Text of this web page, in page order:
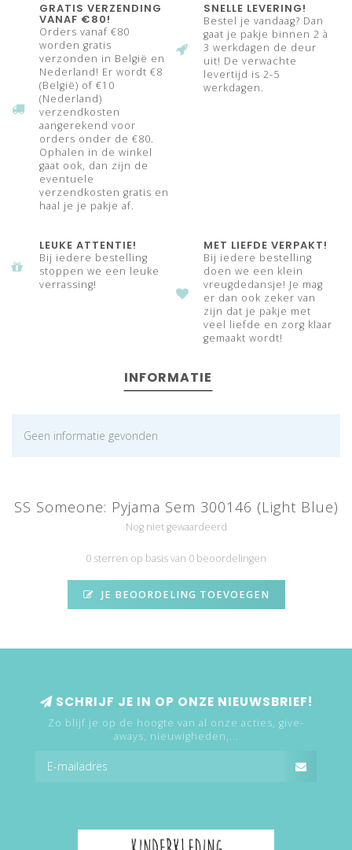
GRATIS VERZENDING
VANAF €80!
Orders vanaf €80
worden gratis
verzonden in België en
Nederland! Er wordt €8
(België) of €10
(Nederland)
verzendkosten
aangerekend voor
orders onder de €80.
Ophalen in de winkel
gaat ook, dan zijn de
eventuele
verzendkosten gratis en
haal je je pakje af.
SNELLE LEVERING!
Bestel je vandaag? Dan
gaat je pakje binnen 2 à
3 werkdagen de deur
uit! De verwachte
levertijd is 2-5
werkdagen.
LEUKE ATTENTIE!
Bij iedere bestelling
stoppen we een leuke
verrassing!
MET LIEFDE VERPAKT!
Bij iedere bestelling
doen we een klein
vreugdedansje! Je mag
er dan ook zeker van
zijn dat je pakje met
veel liefde en zorg klaar
gemaakt wordt!
INFORMATIE
Geen informatie gevonden
SS Someone: Pyjama Sem 300146 (Light Blue)
Nog niet gewaardeerd
0 sterren op basis van 0 beoordelingen
JE BEOORDELING TOEVOEGEN
SCHRIJF JE IN OP ONZE NIEUWSBRIEF!
Zo blijf je op de hoogte van al onze acties, give-
aways, nieuwigheden,...